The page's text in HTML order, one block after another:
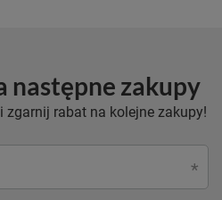
następne zakupy
zgarnij rabat na kolejne zakupy!